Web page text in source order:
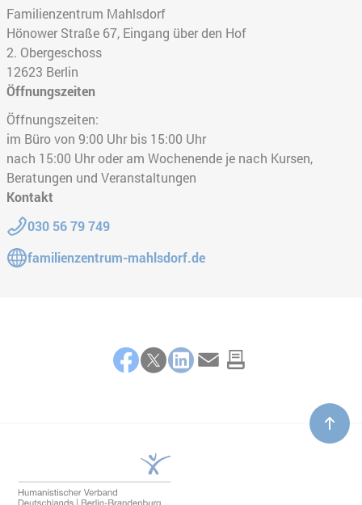
Familienzentrum Mahlsdorf
Hönower Straße 67, Eingang über den Hof
2. Obergeschoss
12623 Berlin
Öffnungszeiten
Öffnungszeiten:
im Büro von 9:00 Uhr bis 15:00 Uhr
nach 15:00 Uhr oder am Wochenende je nach Kursen,
Beratungen und Veranstaltungen
Kontakt
Telefon:
030 56 79 749
Gehe zur Website:
familienzentrum-mahlsdorf.de